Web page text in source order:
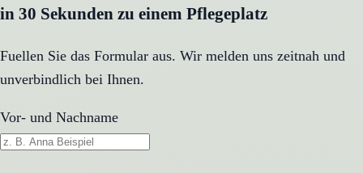
in 30 Sekunden zu einem Pflegeplatz
Fuellen Sie das Formular aus. Wir melden uns zeitnah und
unverbindlich bei Ihnen.
Vor- und Nachname